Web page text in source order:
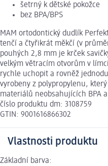
šetrný k dětské pokožce
bez BPA/BPS
MAM ortodontický dudlík
tenčí a čtyřikrát měkčí (v
pouhých 2,8 mm je krček
velkým větracím otvorům v
rychle uchopit a rovněž
vyrobeny z polypropylenu,
materiálů neobsahujících BPA a
číslo produktu dm: 3108759
GTIN: 9001616866302
Vlastnosti produktu
Základní barva: